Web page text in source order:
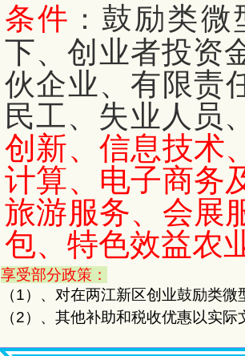
条件 ： 鼓励类微
下、创业者投资
伙企业、有限责
民工、失业人员
创新、信息技术
计算、电子商务
旅游服务、会展
包、特色效益农
享受部分政策：
（1）、对在两江新区创业鼓励类
（2） 、其他补助和税收优惠以实际